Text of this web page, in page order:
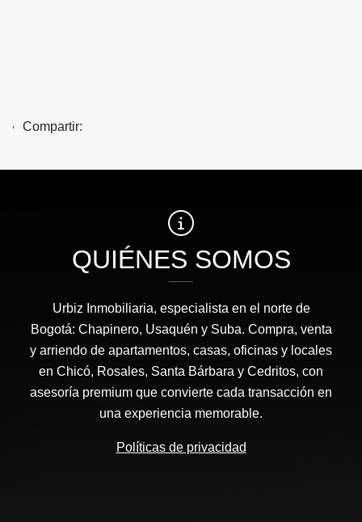
Compartir:
QUIÉNES SOMOS
Urbiz Inmobiliaria, especialista en el norte de
Bogotá: Chapinero, Usaquén y Suba. Compra, venta
y arriendo de apartamentos, casas, oficinas y locales
en Chicó, Rosales, Santa Bárbara y Cedritos, con
asesoría premium que convierte cada transacción en
una experiencia memorable.
Políticas de privacidad